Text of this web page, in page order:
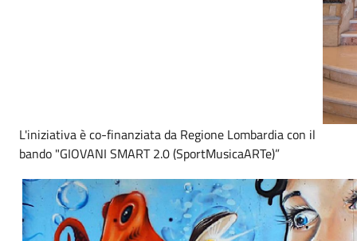
L'iniziativa è co-finanziata da Regione Lombardia con il
bando "GIOVANI SMART 2.0 (SportMusicaARTe)”